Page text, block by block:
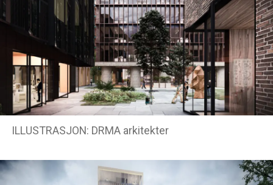
ILLUSTRASJON: DRMA arkitekter